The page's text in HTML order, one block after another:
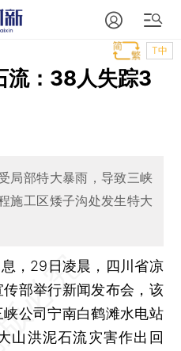
T中
流：38人失踪3
局部特大暴雨，导致三峡
施工区矮子沟处发生特大
29日凌晨，四川省凉
部举行新闻发布会，该
公司宁南白鹤滩水电站
山洪泥石流灾害作出回